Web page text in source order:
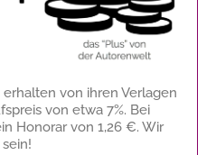
von ihren Verlagen
von etwa 7%. Bei
Honorar von 1,26 €. Wir